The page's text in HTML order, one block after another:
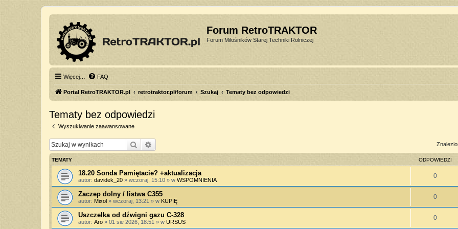
Forum RetroTRAKTOR
Forum Miłośników Starej Techniki Rolniczej
Więcej… FAQ
Portal RetroTRAKTOR.pl retrotraktor.pl/forum Szukaj Tematy bez odpowiedzi
Tematy bez odpowiedzi
Wyszukiwanie zaawansowane
Szukaj
TEMATY ODPOWIEDZI
18.20 Sonda Pamiętacie? +aktualizacja
autor: davidek_20 » wczoraj, 15:10 » w WSPOMNIENIA
0
Zaczep dolny / listwa C355
autor: Mixol » wczoraj, 13:21 » w KUPIĘ
0
Uszczelka od dźwigni gazu C-328
autor: Aro » 01 sie 2026, 18:51 » w URSUS
0